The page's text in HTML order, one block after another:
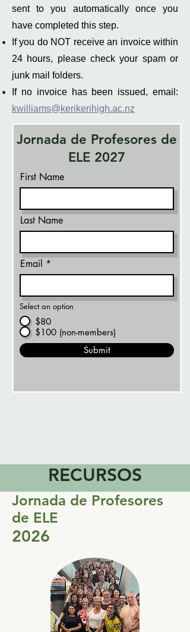
sent to you automatically once you
have completed this step.
If you do NOT receive an invoice within
24 hours, please check your spam or
junk mail folders.
If no invoice has been issued, email:
kwilliams@kerikerihigh.ac.nz
Jornada de Profesores de
ELE 2027
First Name
Last Name
Email
Select an option
$80
$100 (non-members)
Submit
RECURSOS
Jornada de Profesores
de ELE
2026